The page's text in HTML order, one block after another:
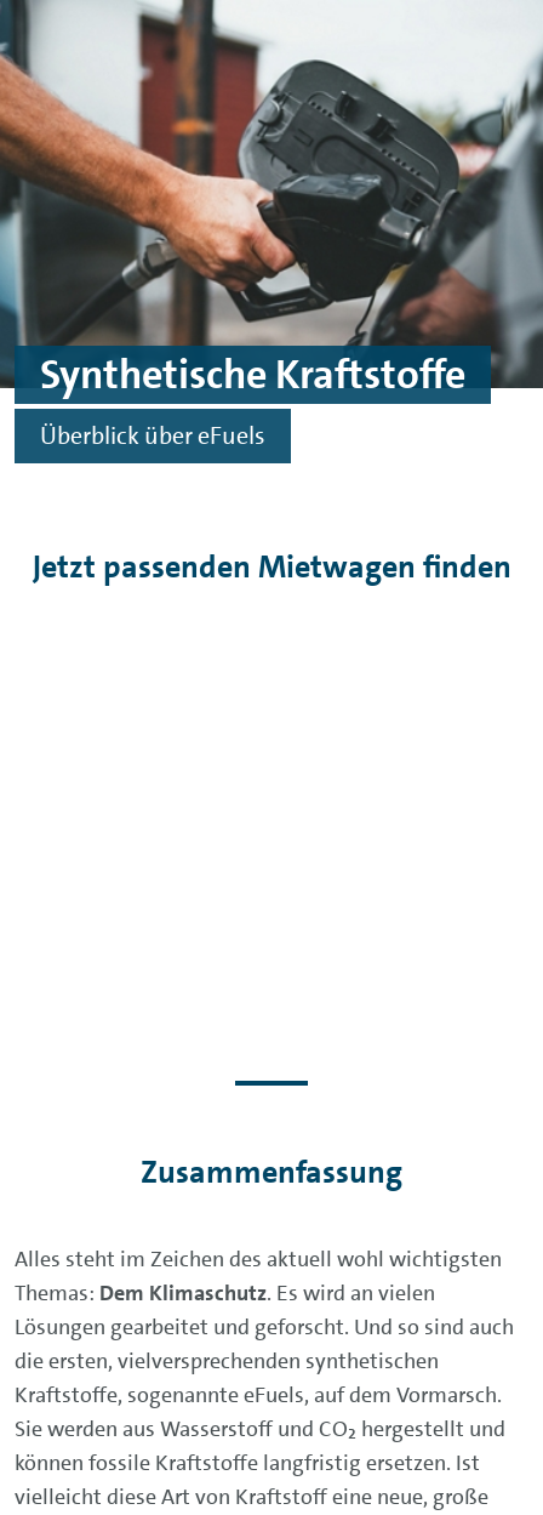
Skip to main content
Skip to footer
Synthetische Kraftstoffe
Überblick über eFuels
Jetzt passenden Mietwagen finden
Zusammenfassung
Alles steht im Zeichen des aktuell wohl wichtigsten
Themas: Dem Klimaschutz. Es wird an vielen
Lösungen gearbeitet und geforscht. Und so sind auch
die ersten, vielversprechenden synthetischen
Kraftstoffe, sogenannte eFuels, auf dem Vormarsch.
Sie werden aus Wasserstoff und CO₂ hergestellt und
können fossile Kraftstoffe langfristig ersetzen. Ist
vielleicht diese Art von Kraftstoff eine neue, große